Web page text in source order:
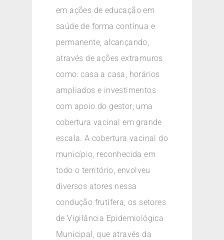
em ações de educação em
saúde de forma contínua e
permanente, alcançando,
através de ações extramuros
como: casa a casa, horários
ampliados e investimentos
com apoio do gestor; uma
cobertura vacinal em grande
escala. A cobertura vacinal do
município, reconhecida em
todo o território, envolveu
diversos atores nessa
condução frutífera, os setores
de Vigilância Epidemiológica
Municipal, que através da